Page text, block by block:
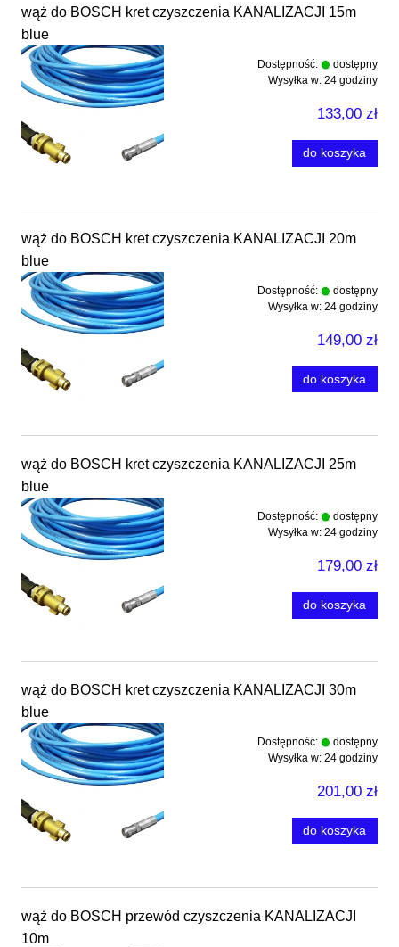
wąż do BOSCH kret czyszczenia KANALIZACJI 15m
blue
Dostępność:
dostępny
Wysyłka w: 24 godziny
133,00 zł
do koszyka
wąż do BOSCH kret czyszczenia KANALIZACJI 20m
blue
Dostępność:
dostępny
Wysyłka w: 24 godziny
149,00 zł
do koszyka
wąż do BOSCH kret czyszczenia KANALIZACJI 25m
blue
Dostępność:
dostępny
Wysyłka w: 24 godziny
179,00 zł
do koszyka
wąż do BOSCH kret czyszczenia KANALIZACJI 30m
blue
Dostępność:
dostępny
Wysyłka w: 24 godziny
201,00 zł
do koszyka
wąż do BOSCH przewód czyszczenia KANALIZACJI
10m